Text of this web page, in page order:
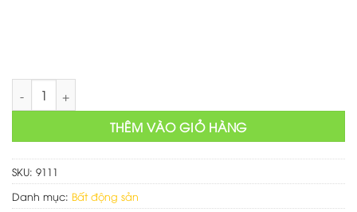
Làm web đăng tin rao vặt bất động sản số lượng
THÊM VÀO GIỎ HÀNG
SKU: 9111
Danh mục: Bất động sản